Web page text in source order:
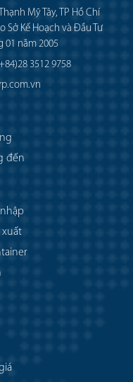
Mỹ Tây, TP Hồ Chí
Sở Kế Hoạch và Đầu Tư
01 năm 2005
3512 9758
đến